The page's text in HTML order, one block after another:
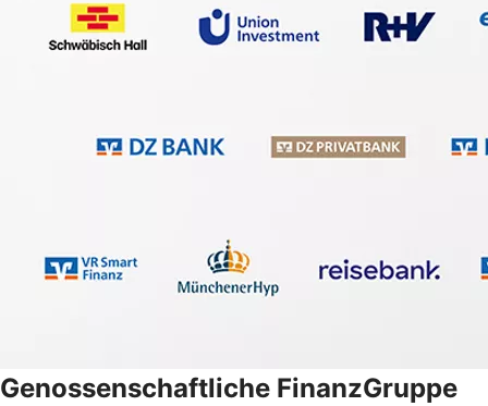
Genossenschaftliche FinanzGruppe